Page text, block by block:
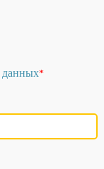
данных*